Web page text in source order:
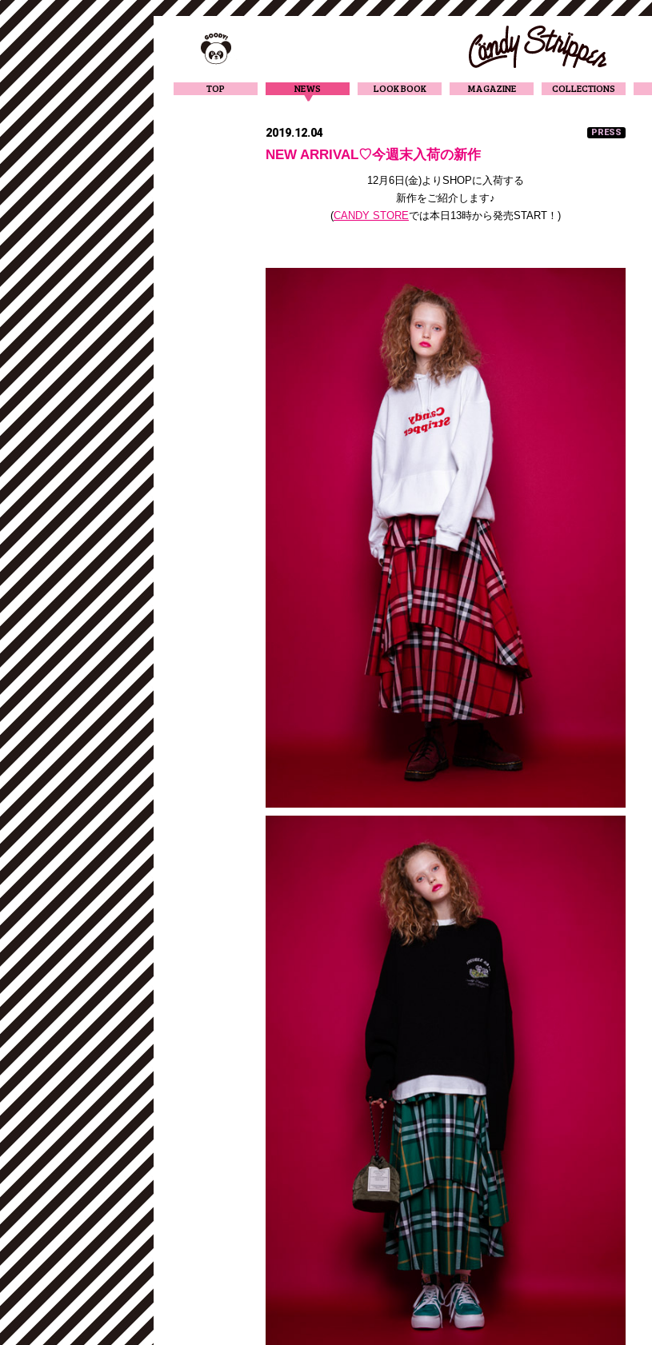
TOP NEWS LOOK BOOK MAGAZINE COLLECTIONS
2019.12.04 PRESS
NEW ARRIVAL♡今週末入荷の新作
12月6日(金)よりSHOPに入荷する
新作をご紹介します♪
(CANDY STOREでは本日13時から発売START！ )